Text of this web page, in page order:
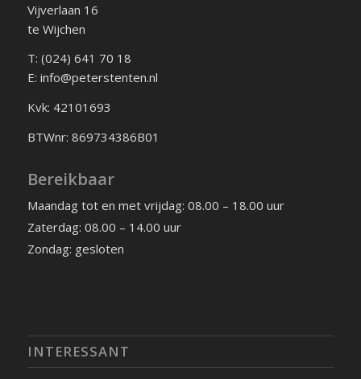
Vijverlaan 16
te Wijchen
T: (024) 641 70 18
E: info@peterstenten.nl
Kvk: 42101693
BTWnr: 869734386B01
Bereikbaar
Maandag tot en met vrijdag: 08.00 – 18.00 uur
Zaterdag: 08.00 – 14.00 uur
Zondag: gesloten
INTERESSANT